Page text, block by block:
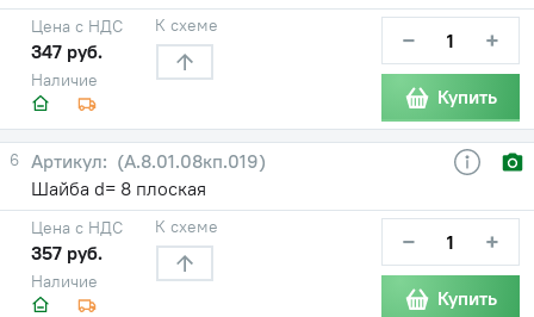
Наличие
Цена с НДС
347 руб.
К схеме − +
Купить
6
(А.8.01.08кп.019)
Шайба d= 8 плоская
Наличие
Цена с НДС
357 руб.
К схеме − +
Купить